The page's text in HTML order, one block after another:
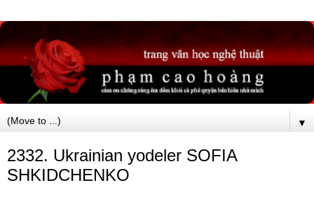
▼
2332. Ukrainian yodeler SOFIA
SHKIDCHENKO